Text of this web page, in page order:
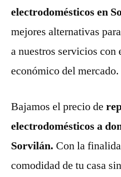
electrodomésticos en
mejores alternativas
a nuestros servicios con
económico del mercado.
Bajamos el precio de
electrodomésticos a
Sorvilán. Con la
comodidad de tu casa